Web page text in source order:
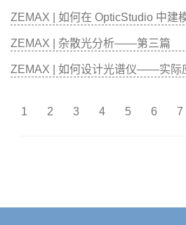
ZEMAX | 如何在 OpticStudio 中建
ZEMAX | 杂散光分析——第三篇
ZEMAX | 如何设计光谱仪——实际
1 2 3 4 5 6 7